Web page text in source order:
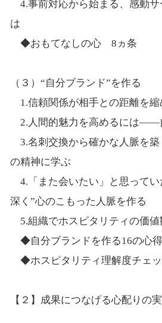
4.事前対応から始まる、感動サ
は
◆おもてなしの心 8ヵ条
（３）“自分ブランド”を作る
1.信頼関係が相手との距離を縮
2.人間的魅力を高めるには――
3.名刺交換から確かな人脈を
の精神に学ぶ
4.「また会いたい」と思って
深く”心のこもった人脈を作る
5.組織でホスピタリティの価値
◆自分ブランドを作る16の心得
◆ホスピタリティ理解度チェッ
【２】成果につなげる心配りの